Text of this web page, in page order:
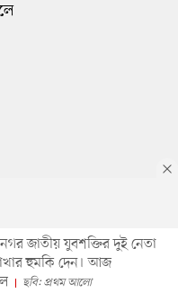
জাতীয় যুবশক্তির দুই নেতা
হুমকি দেন। আজ
ছবি: প্রথম আলো